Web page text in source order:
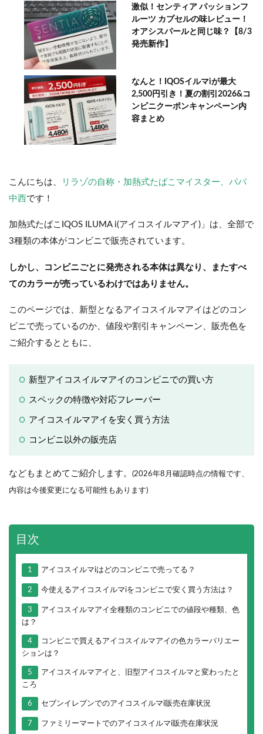
激似！センティア パッションフ
ルーツ カプセルの味レビュー！
オアシスパールと同じ味？【8/3
発売新作】
なんと！IQOSイルマiが最大
2,500円引き！夏の割引2026&コ
ンビニクーポンキャンペーン内
容まとめ
こんにちは、
リラゾの自称・加熱式たばこマイスター、パパ
中西 です！
加熱式たばこIQOS ILUMA i(アイコスイルマアイ)」は、全部で
3種類の本体がコンビニで販売されています。
しかし、コンビニごとに発売される本体は異なり、またすべ
てのカラーが売っているわけではありません。
このページでは、新型となるアイコスイルマアイはどのコン
ビニで売っているのか、値段や割引キャンペーン、販売色を
ご紹介するとともに、
新型アイコスイルマアイのコンビニでの買い方
スペックの特徴や対応フレーバー
アイコスイルマアイを安く買う方法
コンビニ以外の販売店
などもまとめてご紹介します。 (2026年8月確認時点の情報です、
内容は今後変更になる可能性もあります)
目次
1 アイコスイルマiはどのコンビニで売ってる？
2 今使えるアイコスイルマiをコンビニで安く買う方法は？
3
アイコスイルマアイ全種類のコンビニでの値段や種類、色
は？
4
コンビニで買えるアイコスイルマアイの色カラーバリエー
ションは？
5
アイコスイルマアイと、旧型アイコスイルマと変わったと
ころ
6 セブンイレブンでのアイコスイルマi販売在庫状況
7 ファミリーマートでのアイコスイルマi販売在庫状況